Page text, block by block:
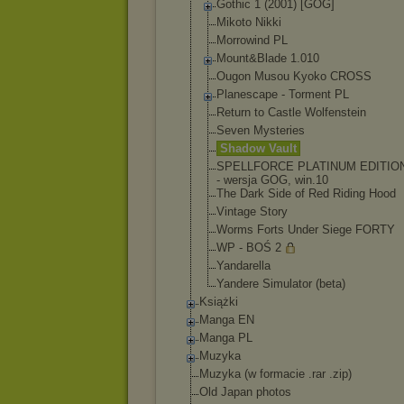
Gothic 1 (2001) [GOG]
Mikoto Nikki
Morrowind PL
Mount&Blade 1.010
Ougon Musou Kyoko CROSS
Planescape - Torment PL
Return to Castle Wolfenstein
Seven Mysteries
Shadow Vault
SPELLFORCE PLATINUM
- wersja GOG, win.10
The Dark Side of Red Riding Hood
Vintage Story
Worms Forts Under Siege FORTY
WP - BOŚ 2
Yandarella
Yandere Simulator (beta)
Książki
Manga EN
Manga PL
Muzyka
Muzyka (w formacie .rar .zip)
Old Japan photos